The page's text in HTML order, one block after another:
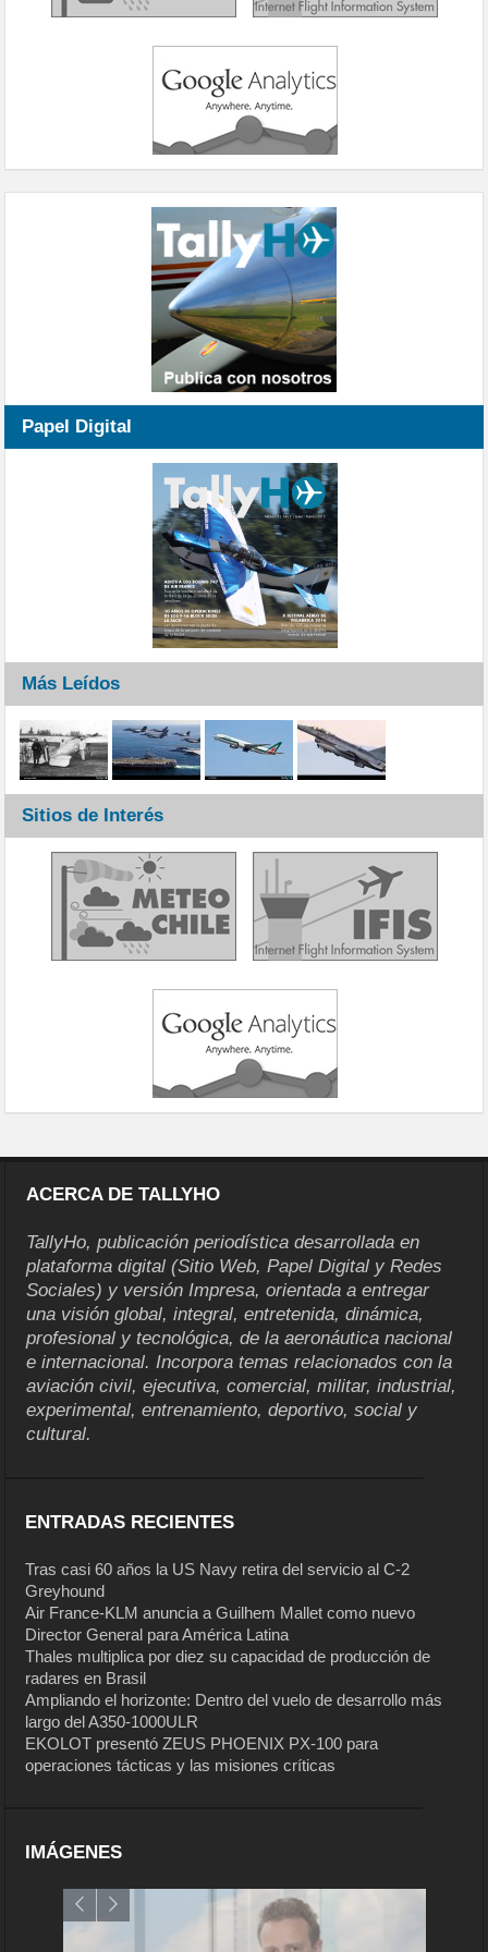
Papel Digital
Más Leídos
Sitios de Interés
ACERCA DE TALLYHO
TallyHo, publicación periodística desarrollada en
plataforma digital (Sitio Web, Papel Digital y Redes
Sociales) y versión Impresa, orientada a entregar
una visión global, integral, entretenida, dinámica,
profesional y tecnológica, de la aeronáutica nacional
e internacional. Incorpora temas relacionados con la
aviación civil, ejecutiva, comercial, militar, industrial,
experimental, entrenamiento, deportivo, social y
cultural.
ENTRADAS RECIENTES
Tras casi 60 años la US Navy retira del servicio al C-2
Greyhound
Air France-KLM anuncia a Guilhem Mallet como nuevo
Director General para América Latina
Thales multiplica por diez su capacidad de producción de
radares en Brasil
Ampliando el horizonte: Dentro del vuelo de desarrollo más
largo del A350-1000ULR
EKOLOT presentó ZEUS PHOENIX PX-100 para
operaciones tácticas y las misiones críticas
IMÁGENES